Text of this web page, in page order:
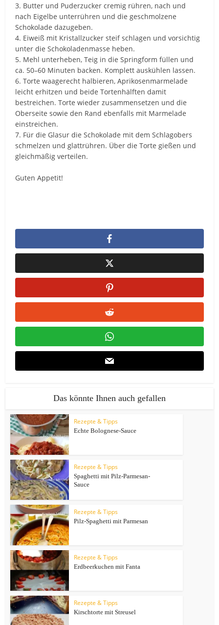
3. Butter und Puderzucker cremig rühren, nach und
nach Eigelbe unterrühren und die geschmolzene
Schokolade dazugeben.
4. Eiweiß mit Kristallzucker steif schlagen und vorsichtig
unter die Schokoladenmasse heben.
5. Mehl unterheben, Teig in die Springform füllen und
ca. 50–60 Minuten backen. Komplett auskühlen lassen.
6. Torte waagerecht halbieren, Aprikosenmarmelade
leicht erhitzen und beide Tortenhälften damit
bestreichen. Torte wieder zusammensetzen und die
Oberseite sowie den Rand ebenfalls mit Marmelade
einstreichen.
7. Für die Glasur die Schokolade mit dem Schlagobers
schmelzen und glattrühren. Über die Torte gießen und
gleichmäßig verteilen.
Guten Appetit!
Das könnte Ihnen auch gefallen
Rezepte & Tipps
Echte Bolognese-Sauce
Rezepte & Tipps
Spaghetti mit Pilz-Parmesan-
Sauce
Rezepte & Tipps
Pilz-Spaghetti mit Parmesan
Rezepte & Tipps
Erdbeerkuchen mit Fanta
Rezepte & Tipps
Kirschtorte mit Streusel